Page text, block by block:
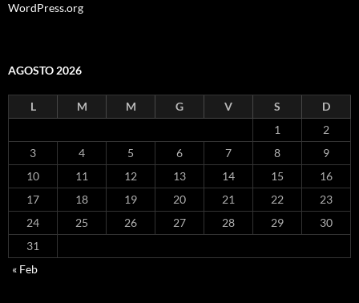
WordPress.org
AGOSTO 2026
L M M G V S
D
1
2
3
4 5 6 7 8
9
10
11 12 13 14 15
16
17
18 19 20 21 22
23
24
25 26 27 28 29
30
31
« Feb